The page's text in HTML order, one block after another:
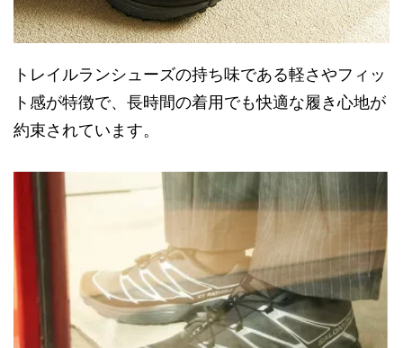
トレイルランシューズの持ち味である軽さやフィッ
ト感が特徴で、長時間の着用でも快適な履き心地が
約束されています。